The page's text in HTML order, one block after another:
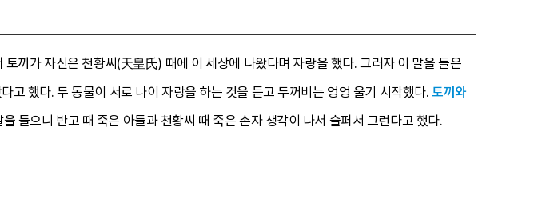
끼가 자신은 천황씨(天皇氏) 때에 이 세상에 나왔다며 자랑을 했다. 그러자 이 말을 들은
했다. 두 동물이 서로 나이 자랑을 하는 것을 듣고 두꺼비는 엉엉 울기 시작했다.토끼와
들으니 반고 때 죽은 아들과 천황씨 때 죽은 손자 생각이 나서 슬퍼서 그런다고 했다.